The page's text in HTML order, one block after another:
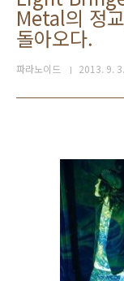
Metal의 정
돌아오다.
파라노이드 2013. 9.